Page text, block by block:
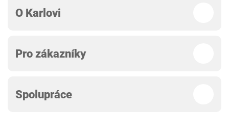
O Karlovi
Pro zákazníky
Spolupráce